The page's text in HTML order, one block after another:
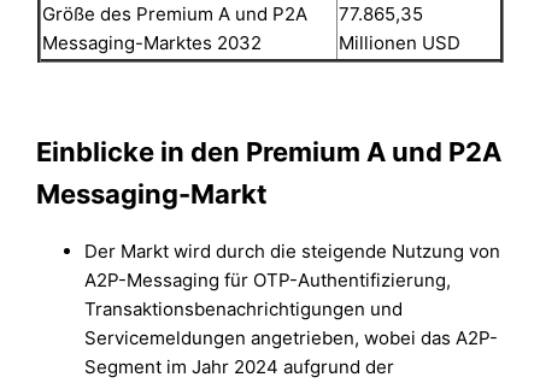
Größe des Premium A und P2A
Messaging-Marktes 2032
77.865,35
Millionen USD
Einblicke in den Premium A und P2A
Messaging-Markt
Der Markt wird durch die steigende Nutzung von
A2P-Messaging für OTP-Authentifizierung,
Transaktionsbenachrichtigungen und
Servicemeldungen angetrieben, wobei das A2P-
Segment im Jahr 2024 aufgrund der